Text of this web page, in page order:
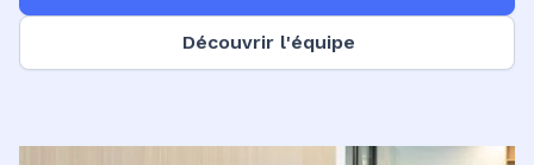
Découvrir l'équipe